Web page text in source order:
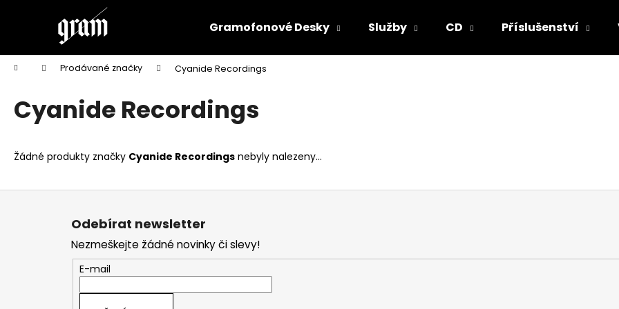
Gramofonové Desky Služby CD Příslušenství
Domů Prodávané značky Cyanide Recordings
Cyanide Recordings
Žádné produkty značky Cyanide Recordings nebyly nalezeny...
í
Zpět
do
obchodu
Zpět
do
obchodu
Doporučujeme
Z
Odebírat newsletter
Nezmeškejte žádné novinky či slevy!
E-mail